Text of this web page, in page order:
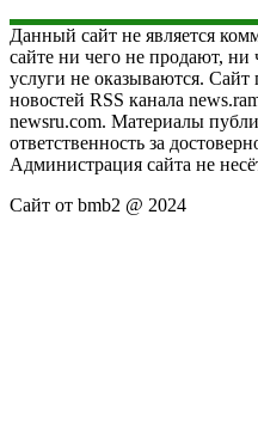
Данный сайт не является
сайте ни чего не продают,
услуги не оказываются. Сайт
новостей RSS канала
newsru.com. Материалы
ответственность за
Администрация сайта не
Сайт от bmb2 @ 2024